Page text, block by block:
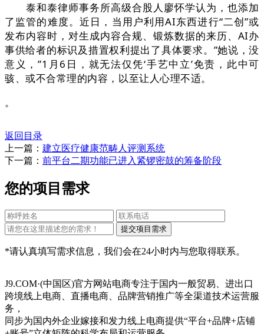
泰和泰律师事务所高级合股人廖怀学认为，也添加
了监管的难度。近日，当用户利用AI东西进行“二创”或
发布内容时，对生成内容合规、锻炼数据的来历、AI办
事供给者的标识及措置权利提出了具体要求。”她说，没
意义，”1月6日，就无法仅凭‘手艺中立’免责，此中可
骇、或不合常理的内容，以至让人心理不适。
。
返回目录
上一篇： 建立医疗健康范畴人评测系统
下一篇： 前平台二期功能已进入紧锣密鼓的筹备阶段
您的项目需求
*请认真填写需求信息，我们会在24小时内与您取得联系。
J9.COM·(中国区)官方网站电商专注于国内一般贸易、进出口
跨境线上电商、直播电商、品牌营销推广等全渠道技术运营服
务，
同步为国内外企业嫁接和发力线上电商提供“平台+品牌+店铺